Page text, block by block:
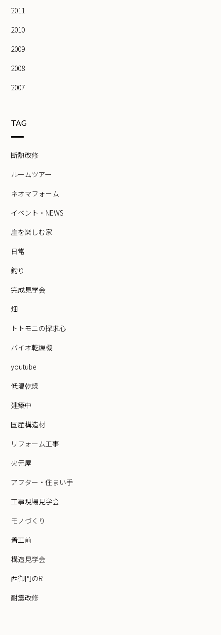
2011
2010
2009
2008
2007
TAG
断熱改修
ルームツアー
ネオマフォーム
イベント・NEWS
崖を楽しむ家
日常
釣り
完成見学会
畑
トトモニの探求心
バイオ乾燥機
youtube
低温乾燥
建築中
国産構造材
リフォーム工事
火元屋
アフター・住まい手
工事現場見学会
モノづくり
着工前
構造見学会
西御門のR
耐震改修